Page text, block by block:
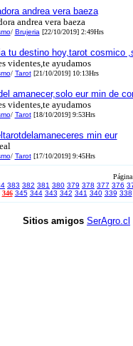
andrea vera baeza
andrea vera baeza
/ Brujeria [22/10/2019] 2:49Hrs
tu destino hoy,tarot cosmico
videntes,te ayudamos
/ Tarot[21/10/2019] 10:13Hrs
amanecer,solo eur min de
videntes,te ayudamos
/ Tarot[18/10/2019] 9:53Hrs
min eur
/ Tarot[17/10/2019] 9:45Hrs
383 382 381 380 379 378 377 376
346 345 344 343 342 341 340 339 338
Sitios amigos SerAgro.cl